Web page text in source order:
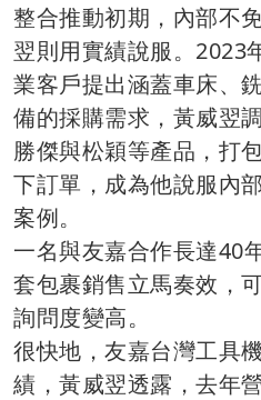
整合推動初期，內部不
翌則用實績說服。2023
業客戶提出涵蓋車床、
備的採購需求，黃威翌
勝傑與松穎等產品，打
下訂單，成為他說服內
案例。
一名與友嘉合作長達40
套包裹銷售立馬奏效，
詢問度變高。
很快地，友嘉台灣工具
績，黃威翌透露，去年